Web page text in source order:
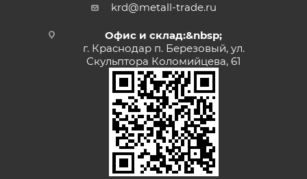
krd@metall-trade.ru
Офис и склад:&nbsp;
г. Краснодар п. Березовый, ул.
Скульптора Коломийцева, 61